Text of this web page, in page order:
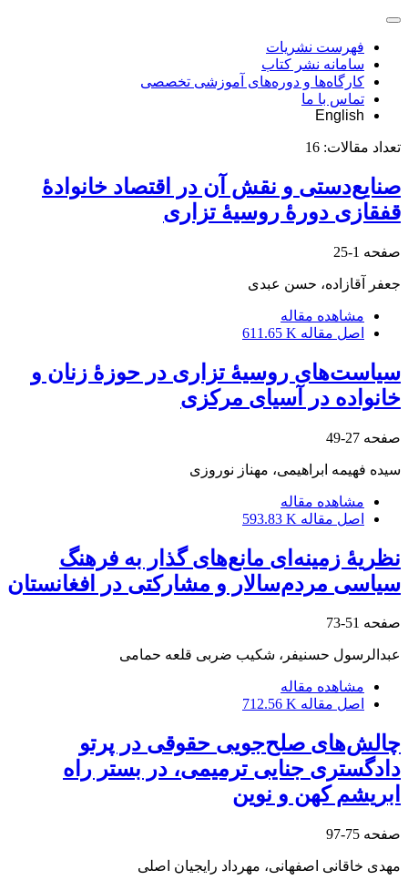
فهرست نشریات
سامانه نشر کتاب
کارگاه‌ها و دوره‌های آموزشی تخصصی
تماس با ما
English
تعداد مقالات: 16
صنایع‌دستی و نقش آن در اقتصاد خانوادۀ
قفقازی دورۀ روسیۀ تزاری
صفحه 1-25
جعفر آقازاده، حسن عبدی
مشاهده مقاله
اصل مقاله 611.65 K
سیاست‌‌های روسیۀ تزاری در حوزۀ زنان و
خانواده در آسیای مرکزی
صفحه 27-49
سیده فهیمه ابراهیمی، مهناز نوروزی
مشاهده مقاله
اصل مقاله 593.83 K
نظریۀ زمینه‌ای مانع‌های گذار به فرهنگ
سیاسی مردم‌سالار و مشارکتی در افغانستان
صفحه 51-73
عبدالرسول حسنیفر، شکیب ضربی قلعه حمامی
مشاهده مقاله
اصل مقاله 712.56 K
چالش‌های صلح‌‌‌‌‌‌‌جویی حقوقی در پرتو
دادگستری جنایی ترمیمی، در بستر راه
ابریشم کهن و نوین
صفحه 75-97
مهدی خاقانی اصفهانی، مهرداد رایجیان اصلی